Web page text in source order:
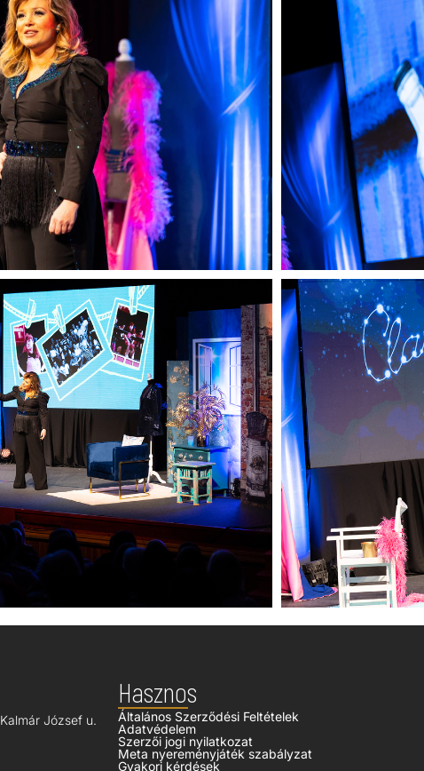
József u.
Hasznos
Általános Szerződési Feltételek
Adatvédelem
Szerzői jogi nyilatkozat
Meta nyereményjáték szabályzat
Gyakori kérdések